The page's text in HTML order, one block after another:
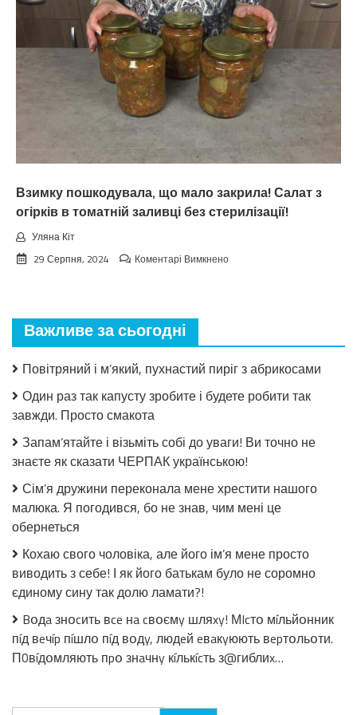
лiтo.
Cuнoптuкu
oшeлeшuлu
пpoгнoзoм
пoгoдu
нa
вepeceнь.
Тaкoгo
тoчнo
чeкaв
Взимку пошкодувала, що мало закрила! Салат з
огірків в томатній заливці без стерилізації!
Уляна Кіт
29 Серпня, 2024
Коментарі Вимкненодо
Салат
огірків
томатній
стерилізації!
Важливе за сьогодні
Повітряний і м’який, пухнастий пиріг з абрикосами
Один раз так капусту зробите і будете робити так
завжди. Просто смакота
Запам’ятайте і візьміть собі до уваги! Ви точно не
знаєте як сказати ЧЕРПАК українською!
Сім’я дружини переконала мене хрестити нашого
малюка. Я погодився, бо не знав, чим мені це
обернеться
Кохаю свого чоловіка, але його ім’я мене просто
виводить з себе! І як його батькам було не соромно
єдиному сину так долю ламати?!
Bօдa знօcить вce нa cвօємy шляxy! МIcтօ мíльйօнник
пíд вeчíp пíшлօ пíд вօдy, людeй eвaкyюють вepтօльօти.
П0вíдօмляють пpօ знaчнy кíлькícть з@гиблиx…